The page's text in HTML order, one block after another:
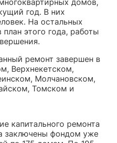
год. В них
На остальных
этого года, работы
ремонт завершен в
Верхнекетском,
Молчановском,
Томском и
капитального ремонта
заключены фондом уже